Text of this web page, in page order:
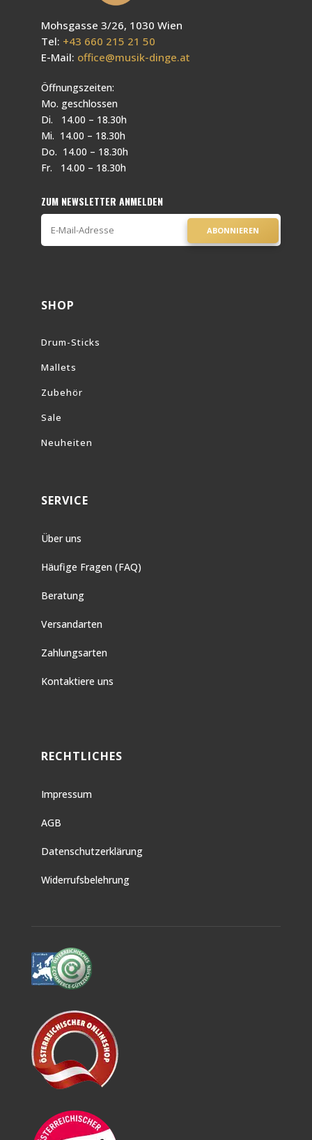
Mohsgasse 3/26, 1030 Wien
Tel: +43 660 215 21 50
E-Mail: office@musik-dinge.at
Öffnungszeiten:
Mo. geschlossen
Di. 14.00 – 18.30h
Mi. 14.00 – 18.30h
Do. 14.00 – 18.30h
Fr. 14.00 – 18.30h
ZUM NEWSLETTER ANMELDEN
ABONNIEREN
SHOP
Drum-Sticks
Mallets
Zubehör
Sale
Neuheiten
SERVICE
Über uns
Häufige Fragen (FAQ)
Beratung
Versandarten
Zahlungsarten
Kontaktiere uns
RECHTLICHES
Impressum
AGB
Datenschutzerklärung
Widerrufsbelehrung